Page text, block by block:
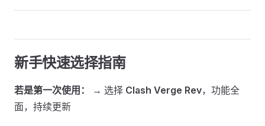
新手快速选择指南
若是第一次使用： → 选择 Clash Verge Rev，功能全
面，持续更新